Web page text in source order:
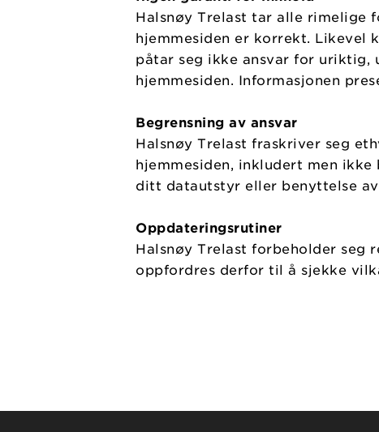
Halsnøy Trelast tar alle rimelige
hjemmesiden er korrekt. Likevel
påtar seg ikke ansvar for uriktig,
hjemmesiden. Informasjonen
Begrensning av ansvar
Halsnøy Trelast fraskriver seg
hjemmesiden, inkludert men
ditt datautstyr eller benyttelse
Oppdateringsrutiner
Halsnøy Trelast forbeholder seg
oppfordres derfor til å sjekke